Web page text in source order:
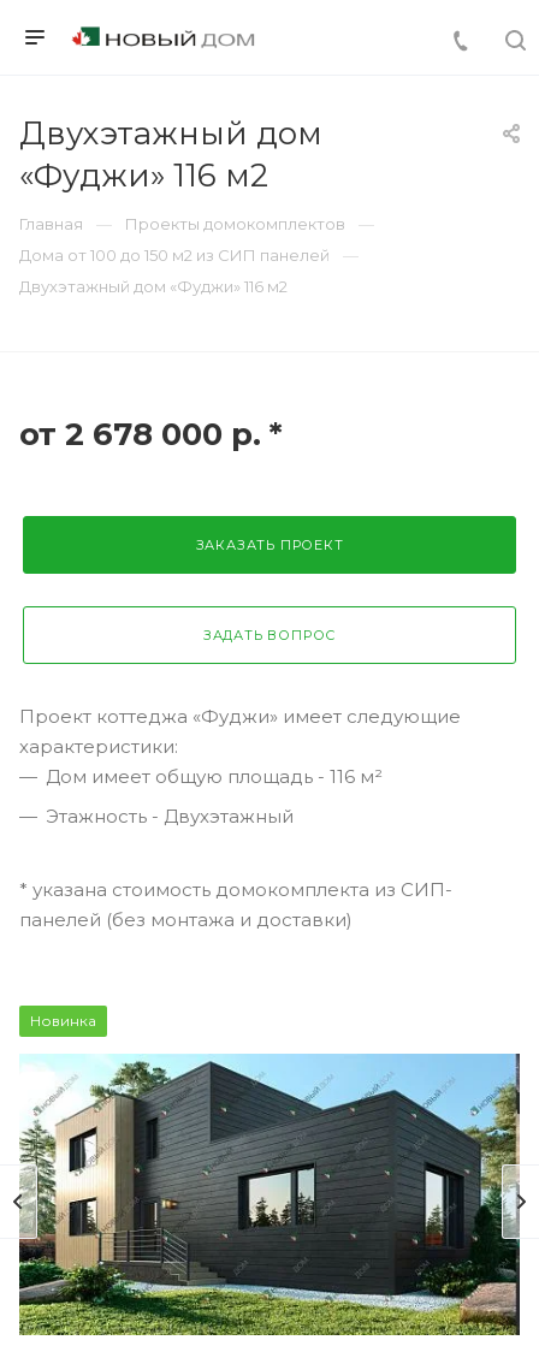
Двухэтажный дом
«Фуджи» 116 м2
Главная
Проекты домокомплектов
Дома от 100 до 150 м2 из СИП панелей
Двухэтажный дом «Фуджи» 116 м2
от 2 678 000 р. *
ЗАКАЗАТЬ ПРОЕКТ
ЗАДАТЬ ВОПРОС
Проект коттеджа «Фуджи» имеет следующие
характеристики:
Дом имеет общую площадь - 116 м²
Этажность - Двухэтажный
* указана стоимость домокомплекта из СИП-
панелей (без монтажа и доставки)
Новинка